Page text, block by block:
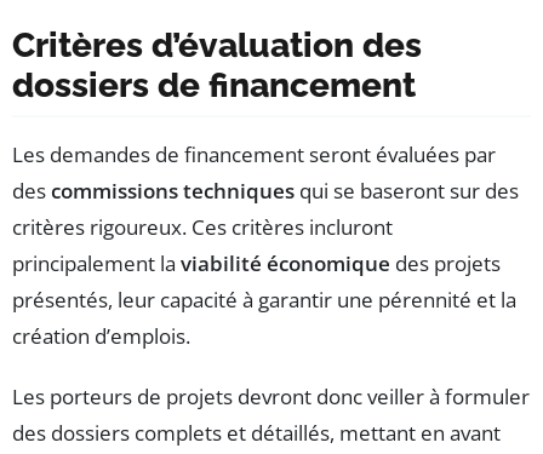
Critères d’évaluation des
dossiers de financement
Les demandes de financement seront évaluées par
descommissions techniques qui se baseront sur des
critères rigoureux. Ces critères incluront
principalement la viabilité économique des projets
présentés, leur capacité à garantir une pérennité et la
création d’emplois.
Les porteurs de projets devront donc veiller à formuler
des dossiers complets et détaillés, mettant en avant